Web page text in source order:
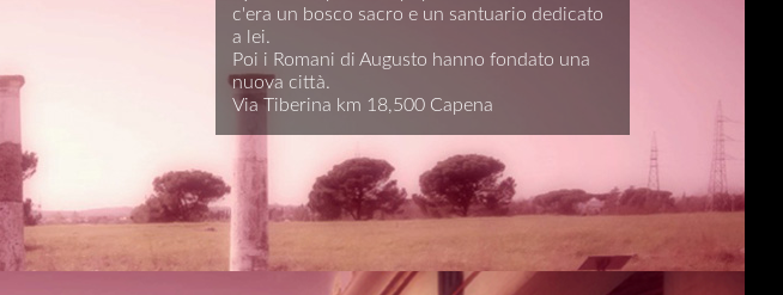
c'era un bosco sacro e un santuario dedicato
a lei.
Poi i Romani di Augusto hanno fondato una
nuova città.
Via Tiberina km 18,500 Capena